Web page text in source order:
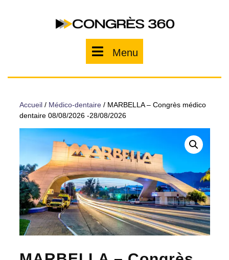
Menu
Accueil/ Médico-dentaire/ MARBELLA – Congrès médico
dentaire 08/08/2026 -28/08/2026